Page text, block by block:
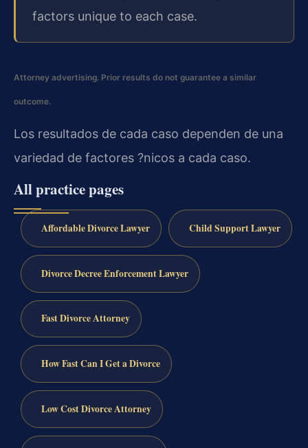
factors unique to each case.
Attorney advertising. Prior results do not guarantee a similar
outcome.
Los resultados de cada caso dependen de una
variedad de factores ?nicos a cada caso.
All practice pages
Affordable Divorce Lawyer Child Support Lawyer
Divorce Decree Enforcement Lawyer
Fast Divorce Attorney
How Fast Can I Get a Divorce
Low Cost Divorce Attorney